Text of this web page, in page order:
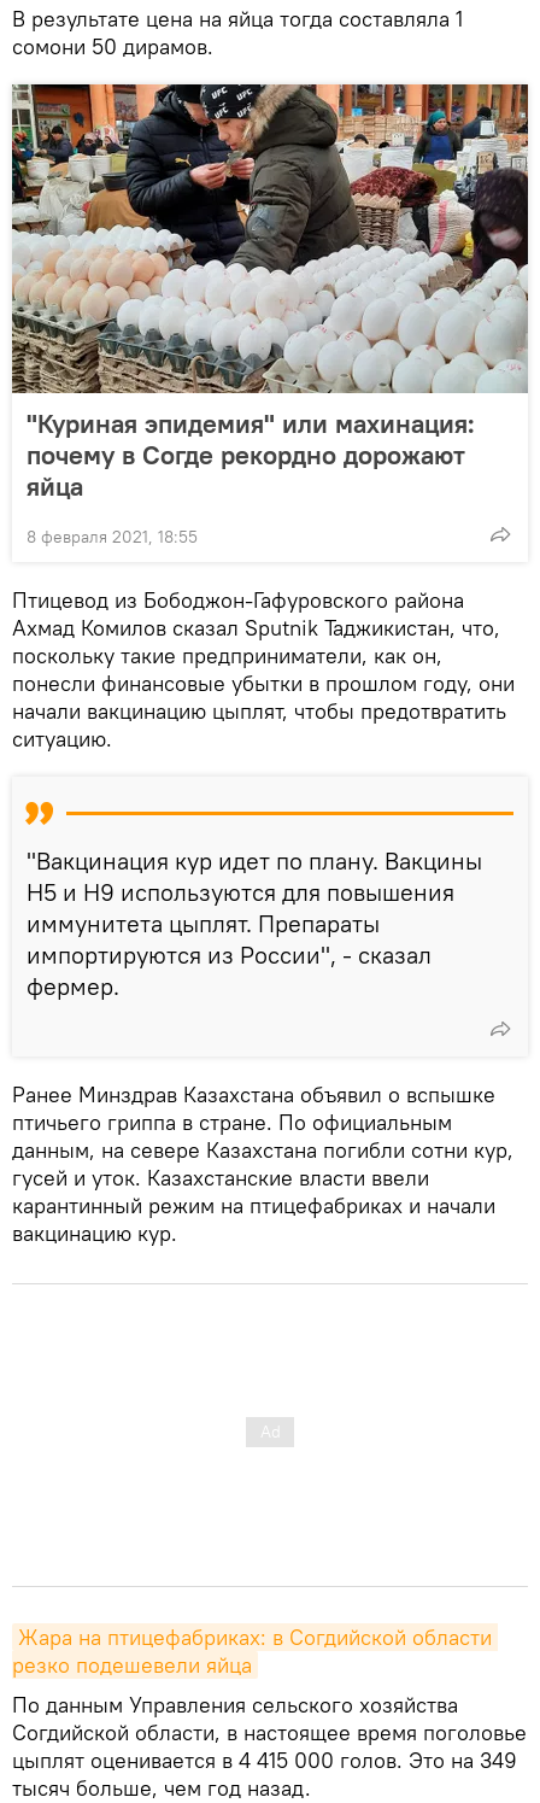
В результате цена на яйца тогда составляла 1
сомони 50 дирамов.
"Куриная эпидемия" или махинация:
почему в Согде рекордно дорожают
яйца
8 февраля 2021, 18:55
Птицевод из Бободжон-Гафуровского района
Ахмад Комилов сказал Sputnik Таджикистан, что,
поскольку такие предприниматели, как он,
понесли финансовые убытки в прошлом году, они
начали вакцинацию цыплят, чтобы предотвратить
ситуацию.
"Вакцинация кур идет по плану. Вакцины
H5 и H9 используются для повышения
иммунитета цыплят. Препараты
импортируются из России", - сказал
фермер.
Ранее Минздрав Казахстана объявил о вспышке
птичьего гриппа в стране. По официальным
данным, на севере Казахстана погибли сотни кур,
гусей и уток. Казахстанские власти ввели
карантинный режим на птицефабриках и начали
вакцинацию кур.
Жара на птицефабриках: в Согдийской области
резко подешевели яйца
По данным Управления сельского хозяйства
Согдийской области, в настоящее время поголовье
цыплят оценивается в 4 415 000 голов. Это на 349
тысяч больше, чем год назад.